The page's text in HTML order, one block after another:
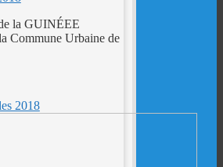
la GUINÉEE
Commune Urbaine de
2018